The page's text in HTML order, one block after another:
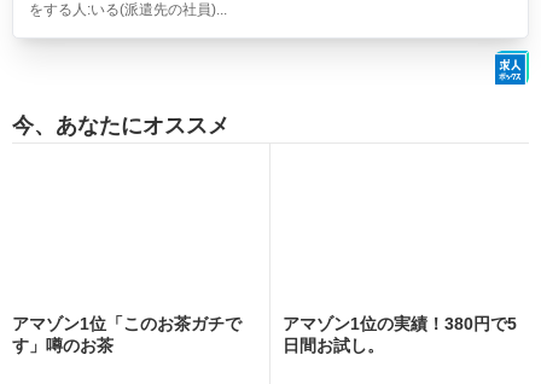
をする人:いる(派遣先の社員)...
今、あなたにオススメ
アマゾン1位「このお茶ガチで
す」噂のお茶
アマゾン1位の実績！380円で5
日間お試し。